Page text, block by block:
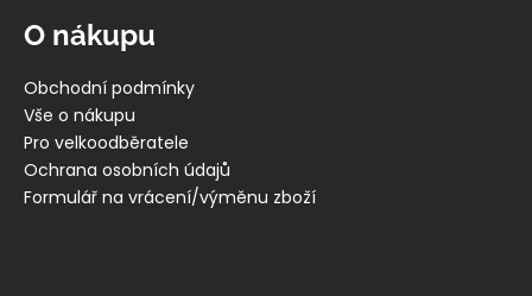
O nákupu
Obchodní podmínky
Vše o nákupu
Pro velkoodběratele
Ochrana osobních údajů
Formulář na vrácení/výměnu zboží